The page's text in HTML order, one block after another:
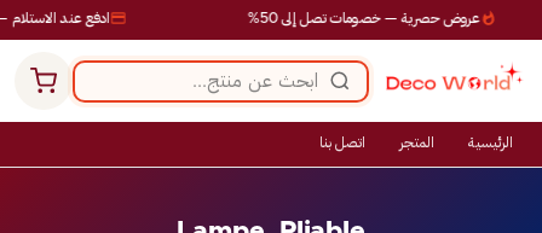
ادفع عند الاستلام عروض حصرية — خصومات تصل إلى 50%
الرئيسية المتجر اتصل بنا